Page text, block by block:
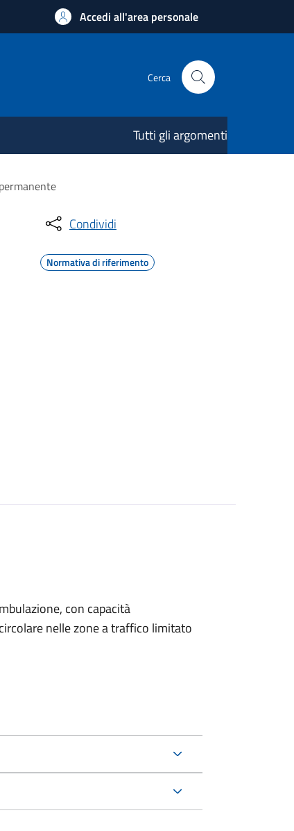
Accedi all'area personale
Cerca
Tutti gli argomenti
Condividi
Normativa di riferimento
con capacità
nelle zone a traffico limitato